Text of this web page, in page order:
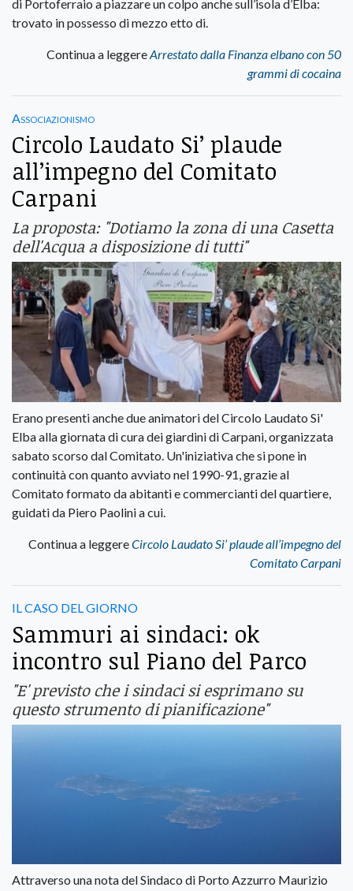
di Portoferraio a piazzare un colpo anche sull’isola d’Elba:
trovato in possesso di mezzo etto di.
Continua a leggereArrestato dalla Finanza elbano con 50
grammi di cocaina
Associazionismo
Circolo Laudato Si’ plaude
all’impegno del Comitato
Carpani
La proposta: "Dotiamo la zona di una Casetta
dell'Acqua a disposizione di tutti"
Erano presenti anche due animatori del Circolo Laudato Si'
Elba alla giornata di cura dei giardini di Carpani, organizzata
sabato scorso dal Comitato. Un'iniziativa che si pone in
continuità con quanto avviato nel 1990-91, grazie al
Comitato formato da abitanti e commercianti del quartiere,
guidati da Piero Paolini a cui.
Continua a leggereCircolo Laudato Si’ plaude all’impegno del
Comitato Carpani
IL CASO DEL GIORNO
Sammuri ai sindaci: ok
incontro sul Piano del Parco
"E' previsto che i sindaci si esprimano su
questo strumento di pianificazione"
Attraverso una nota del Sindaco di Porto Azzurro Maurizio